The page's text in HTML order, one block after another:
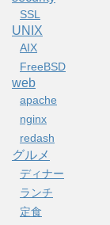
SSL
UNIX
AIX
FreeBSD
web
apache
nginx
redash
グルメ
ディナー
ランチ
定食